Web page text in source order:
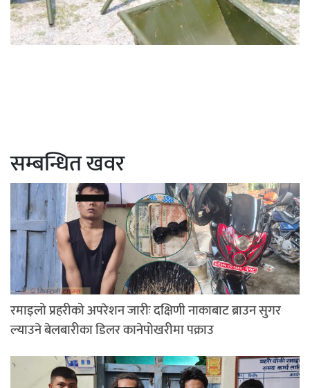
सम्बन्धित खवर
रमाइलो प्रहरीको अपरेशन जारीः दक्षिणी नाकाबाट ब्राउन सुगर
ल्याउने बेलबारीका डिलर कानेपोखरीमा पक्राउ